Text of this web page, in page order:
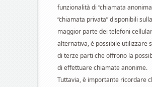
funzionalità di “chiamata
“chiamata privata” disponibili sulla
maggior parte dei telefoni
alternativa, è possibile utilizzare
di terze parti che offrono la
di effettuare chiamate anonime.
Tuttavia, è importante ricordare